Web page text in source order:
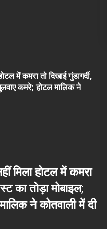
में कमरा तो दिखाई गुंडागर्दी,
कमरे; होटल मालिक ने
मिला होटल में कमरा
का तोड़ा मोबाइल;
ने कोतवाली में दी